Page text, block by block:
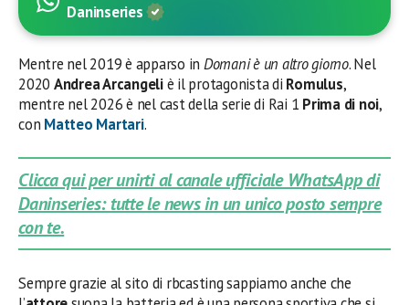
Daninseries
Mentre nel 2019 è apparso in Domani è un altro giorno. Nel
2020 Andrea Arcangeliè il protagonista di Romulus,
mentre nel 2026 è nel cast della serie di Rai 1 Prima di noi,
con Matteo Martari.
Clicca qui per unirti al canale ufficiale WhatsApp di
Daninseries: tutte le news in un unico posto sempre
con te.
Sempre grazie al sito di rbcasting sappiamo anche che